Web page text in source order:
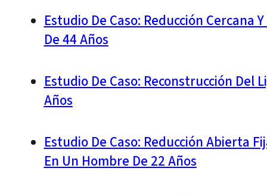
Estudio De Caso: Reducción Cercana
De 44 Años
Estudio De Caso: Reconstrucción
Años
Estudio De Caso: Reducción Abierta
En Un Hombre De 22 Años